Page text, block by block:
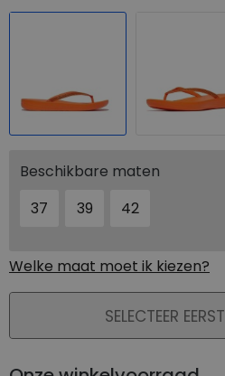
Beschikbare maten
37
39 42
Welke maat moet ik kiezen?
PLAATS IN WINKELMAND
SELECTEER